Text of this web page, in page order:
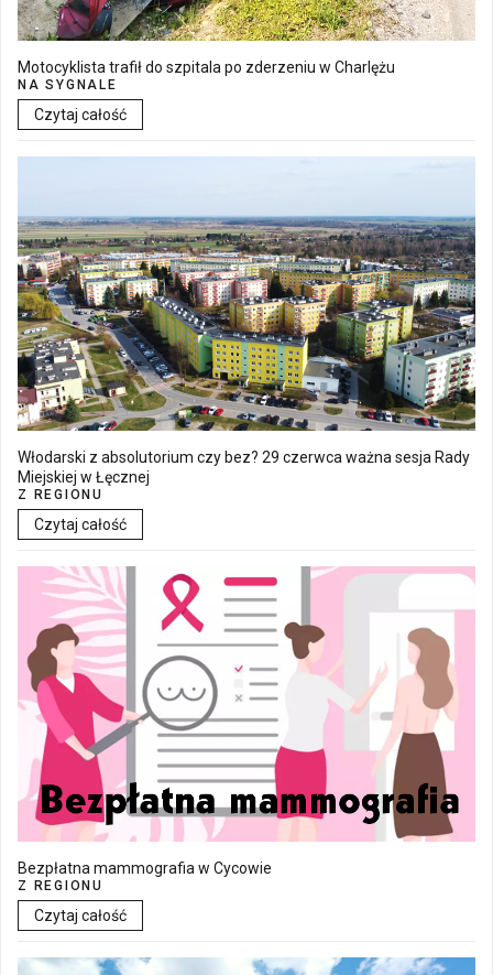
Motocyklista trafił do szpitala po zderzeniu w Charlężu
NA SYGNALE
Czytaj całość
Włodarski z absolutorium czy bez? 29 czerwca ważna sesja Rady
Miejskiej w Łęcznej
Z REGIONU
Czytaj całość
Bezpłatna mammografia w Cycowie
Z REGIONU
Czytaj całość